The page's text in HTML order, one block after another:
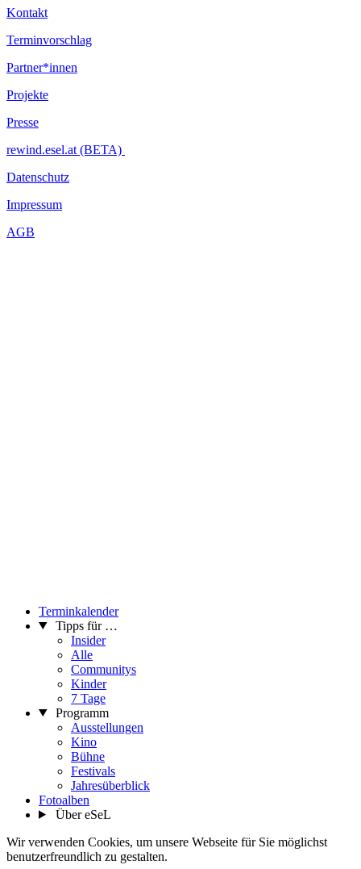
Kontakt
Terminvorschlag
Partner*innen
Projekte
Presse
rewind.esel.at (BETA)
Datenschutz
Impressum
AGB
Terminkalender
Tipps für …
Insider
Alle
Communitys
Kinder
7 Tage
Programm
Ausstellungen
Kino
Bühne
Festivals
Jahresüberblick
Fotoalben
Über eSeL
Wir verwenden Cookies, um unsere Webseite für Sie möglichst
benutzerfreundlich zu gestalten.